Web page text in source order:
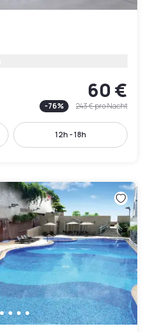
60 €
-76% 243 €pro Nacht
12h - 18h